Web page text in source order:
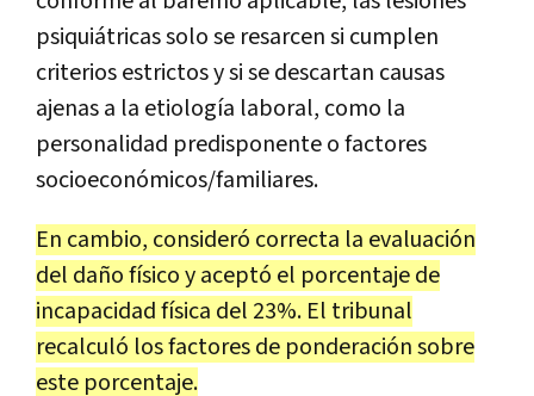
psiquiátricas solo se resarcen si cumplen
criterios estrictos y si se descartan causas
ajenas a la etiología laboral, como la
personalidad predisponente o factores
socioeconómicos/familiares.
En cambio, consideró correcta la evaluación
del daño físico y aceptó el porcentaje de
incapacidad física del 23%. El tribunal
recalculó los factores de ponderación sobre
este porcentaje.